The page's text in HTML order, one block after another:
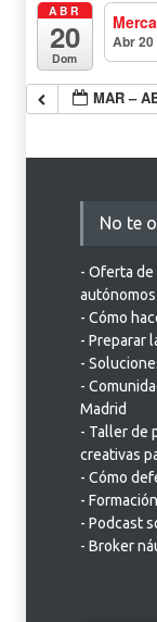
ABR
20
Dom
Abr 20
MAR –
No te
- Oferta de
autónomos
- Cómo
- Preparar
-
-
Madrid
- Taller de
creativas
- Cómo
-
- Podcast
- Broker